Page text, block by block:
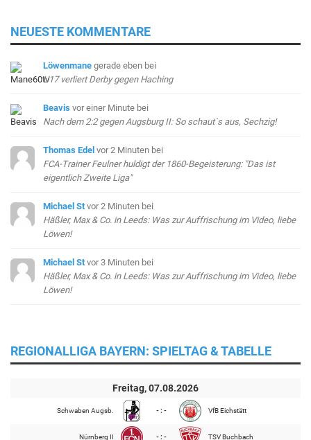
NEUESTE KOMMENTARE
Löwenmane gerade eben bei
U17 verliert Derby gegen Haching
Beavis vor einer Minute bei
Nach dem 2:2 gegen Augsburg II: So schaut`s aus, Sechzig!
Thomas Edel vor 2 Minuten bei
FCA-Trainer Feulner huldigt der 1860-Begeisterung: "Das ist
eigentlich Zweite Liga"
Michael St vor 2 Minuten bei
Häßler, Max & Co. in Leeds: Was zur Auffrischung im Video, liebe
Löwen!
Michael St vor 3 Minuten bei
Häßler, Max & Co. in Leeds: Was zur Auffrischung im Video, liebe
Löwen!
REGIONALLIGA BAYERN: SPIELTAG & TABELLE
Freitag, 07.08.2026
Schwaben Augsb. - : - VfB Eichstätt
Nürnberg II - : - TSV Buchbach